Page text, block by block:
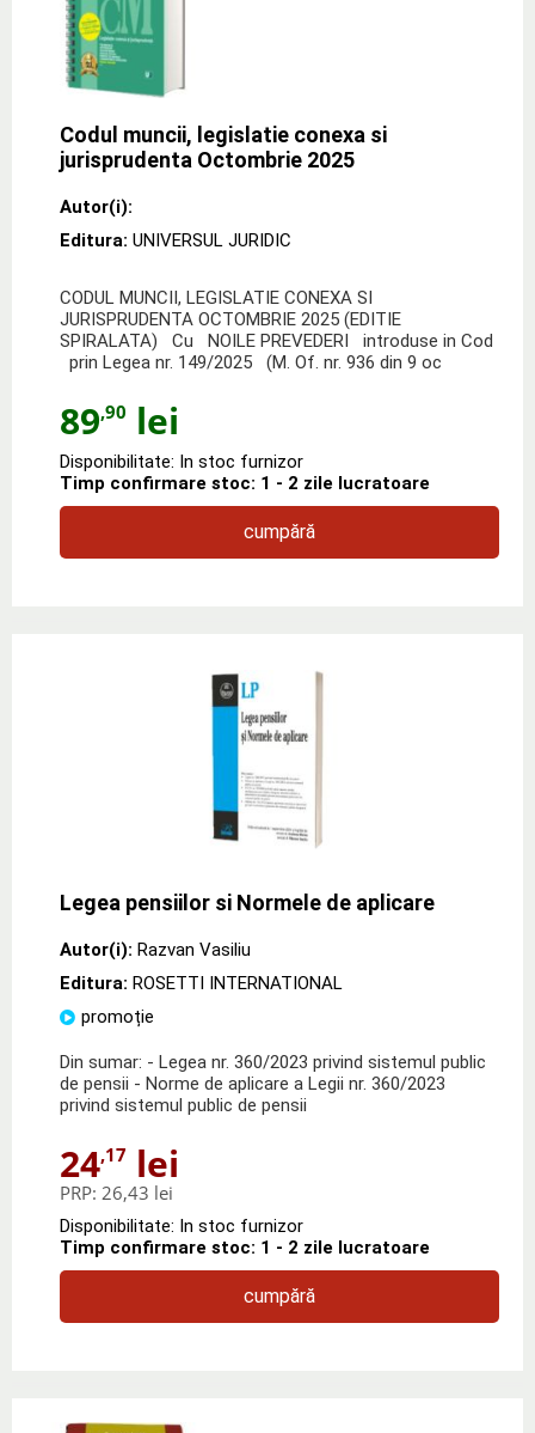
Codul muncii, legislatie conexa si
jurisprudenta Octombrie 2025
Autor(i):
Editura: UNIVERSUL JURIDIC
CODUL MUNCII, LEGISLATIE CONEXA SI
JURISPRUDENTA OCTOMBRIE 2025 (EDITIE
SPIRALATA) Cu NOILE PREVEDERI introduse in Cod
prin Legea nr. 149/2025 (M. Of. nr. 936 din 9 oc
89,90 lei
Disponibilitate: In stoc furnizor
Timp confirmare stoc: 1 - 2 zile lucratoare
cumpără
Legea pensiilor si Normele de aplicare
Autor(i): Razvan Vasiliu
Editura: ROSETTI INTERNATIONAL
promoție
Din sumar: - Legea nr. 360/2023 privind sistemul public
de pensii - Norme de aplicare a Legii nr. 360/2023
privind sistemul public de pensii
24,17 lei
PRP: 26,43 lei
Disponibilitate: In stoc furnizor
Timp confirmare stoc: 1 - 2 zile lucratoare
cumpără